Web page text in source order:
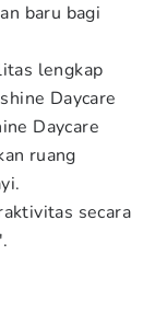
baru bagi
lengkap
Daycare
Daycare
ruang
secara